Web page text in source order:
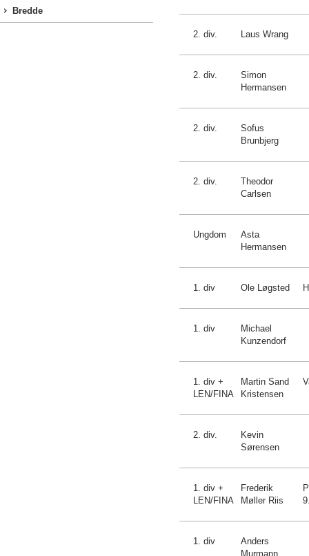
Bredde
2. div. Laus Wrang
2. div.
Simon
Hermansen
2. div.
Sofus
Brunbjerg
2. div.
Theodor
Carlsen
Ungdom
Asta
Hermansen
1. div Ole Løgsted
1. div
Michael
Kunzendorf
1. div +
LEN/FINA
Martin Sand
Kristensen
2. div.
Kevin
Sørensen
1. div +
LEN/FINA
Frederik
Møller Riis
1. div
Anders
Murmann